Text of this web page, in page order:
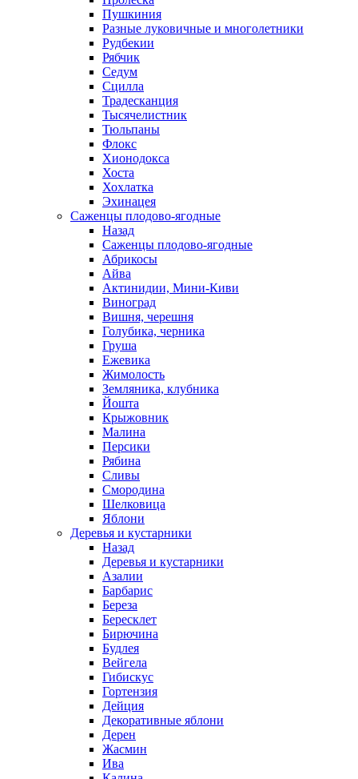
Пушкиния
Разные луковичные и многолетники
Рудбекии
Рябчик
Седум
Сцилла
Традесканция
Тысячелистник
Тюльпаны
Флокс
Хионодокса
Хоста
Хохлатка
Эхинацея
Саженцы плодово-ягодные
Назад
Саженцы плодово-ягодные
Абрикосы
Айва
Актинидии, Мини-Киви
Виноград
Вишня, черешня
Голубика, черника
Груша
Ежевика
Жимолость
Земляника, клубника
Йошта
Крыжовник
Малина
Персики
Рябина
Сливы
Смородина
Шелковица
Яблони
Деревья и кустарники
Назад
Деревья и кустарники
Азалии
Барбарис
Береза
Бересклет
Бирючина
Будлея
Вейгела
Гибискус
Гортензия
Дейция
Декоративные яблони
Дерен
Жасмин
Ива